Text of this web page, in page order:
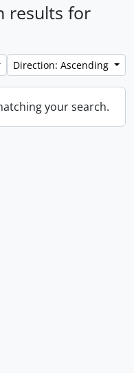
results for
Direction: Ascending
your search.